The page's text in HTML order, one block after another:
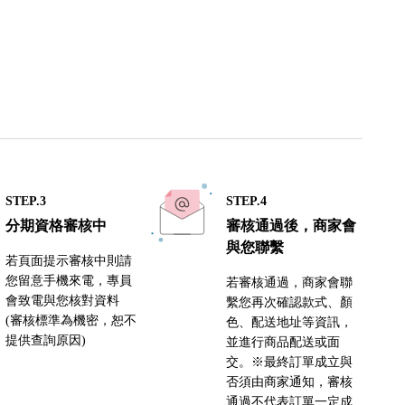
STEP.3
分期資格審核中
若頁面提示審核中則請
您留意手機來電，專員
會致電與您核對資料
(審核標準為機密，恕不
提供查詢原因)
STEP.4
審核通過後，商家會
與您聯繫
若審核通過，商家會聯
繫您再次確認款式、顏
色、配送地址等資訊，
並進行商品配送或面
交。※最終訂單成立與
否須由商家通知，審核
通過不代表訂單一定成